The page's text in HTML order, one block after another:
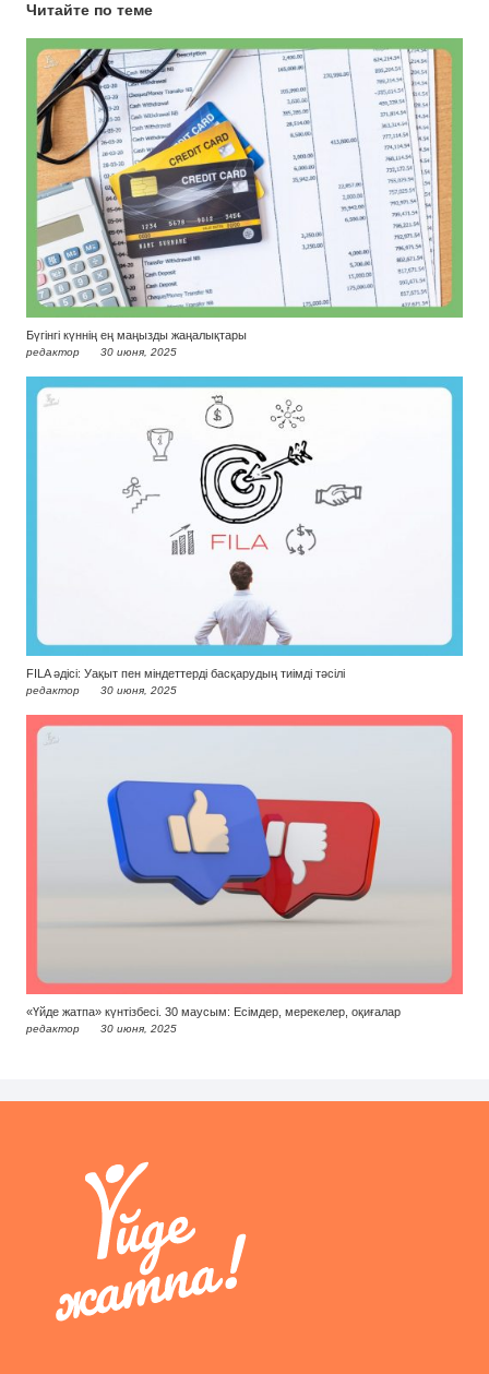
Читайте по теме
Бүгінгі күннің ең маңызды жаңалықтары
редактор 30 июня, 2025
FILA әдісі: Уақыт пен міндеттерді басқарудың тиімді тәсілі
редактор 30 июня, 2025
«Үйде жатпа» күнтізбесі. 30 маусым: Есімдер, мерекелер, оқиғалар
редактор 30 июня, 2025